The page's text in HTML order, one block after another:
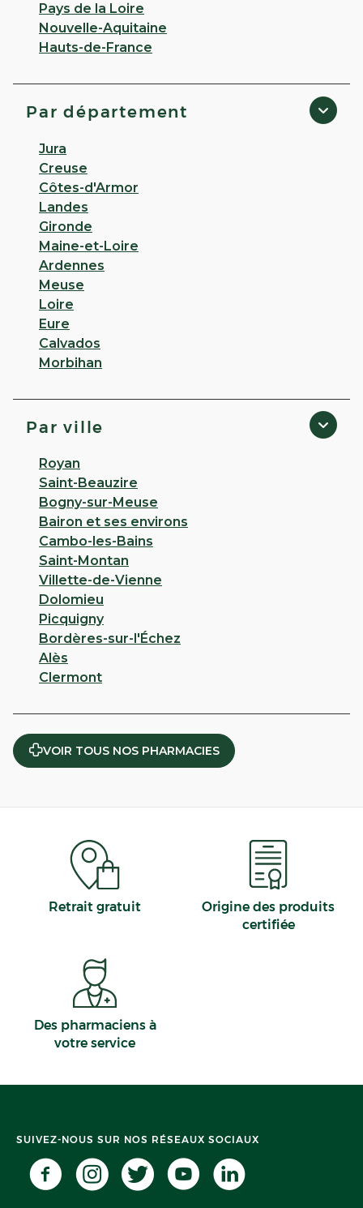
Pays de la Loire
Nouvelle-Aquitaine
Hauts-de-France
Par département
Jura
Creuse
Côtes-d'Armor
Landes
Gironde
Maine-et-Loire
Ardennes
Meuse
Loire
Eure
Calvados
Morbihan
Par ville
Royan
Saint-Beauzire
Bogny-sur-Meuse
Bairon et ses environs
Cambo-les-Bains
Saint-Montan
Villette-de-Vienne
Dolomieu
Picquigny
Bordères-sur-l'Échez
Alès
Clermont
VOIR TOUS NOS PHARMACIES
Retrait gratuit
Origine des produits
certifiée
Des pharmaciens à
votre service
SUIVEZ-NOUS SUR NOS RÉSEAUX SOCIAUX